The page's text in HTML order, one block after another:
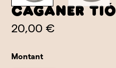
Caganer Tió
20,00 €
Montant